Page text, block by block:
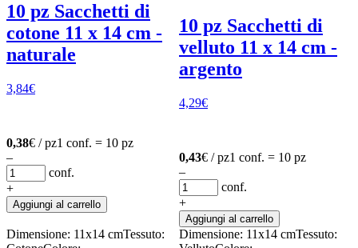
10 pz Sacchetti di
cotone 11 x 14 cm -
naturale
3,84€
0,38€ / pz1 conf. = 10 pz
–
conf.
+
Aggiungi al carrello
10 pz Sacchetti di
velluto 11 x 14 cm -
argento
4,29€
0,43€ / pz1 conf. = 10 pz
–
conf.
+
Aggiungi al carrello
Dimensione: 11x14 cmTessuto:
Dimensione: 11x14 cmTessuto: